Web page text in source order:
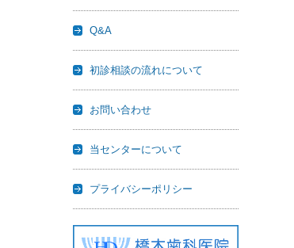
Q&A
初診相談の流れについて
お問い合わせ
当センターについて
プライバシーポリシー